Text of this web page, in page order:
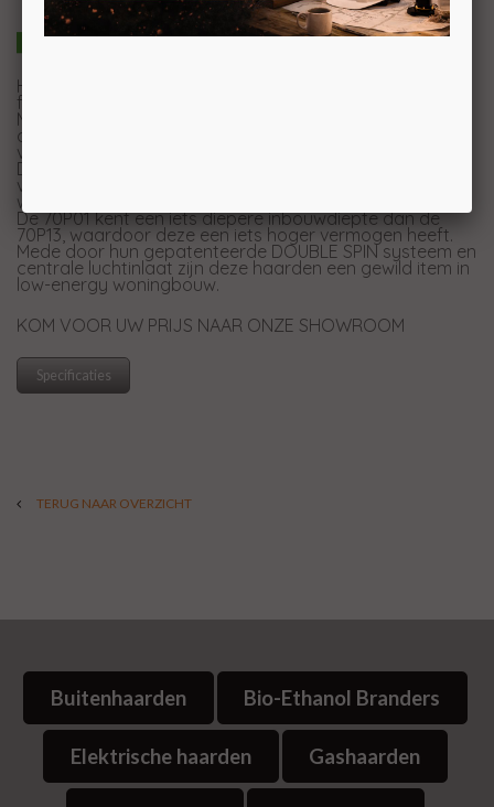
Het HEAT programma biedt een ruime keuze aan
fronthaarden met draaideur.
Mede door de moderne design, de aantrekkelijke opties
om de haard nog energiezuiniger te maken en de uiterst
vriendelijke prijsstelling zijn deze haarden zeer geliefd.
Door de minimale inbouwdiepte en hun relatief lage
vermogen zijn ze ook zeer geschikt in nieuwbouw
woningen.
De 70P01 kent een iets diepere inbouwdiepte dan de
70P13, waardoor deze een iets hoger vermogen heeft.
Mede door hun gepatenteerde DOUBLE SPIN systeem en
centrale luchtinlaat zijn deze haarden een gewild item in
low-energy woningbouw.
KOM VOOR UW PRIJS NAAR ONZE SHOWROOM
Specificaties
TERUG NAAR OVERZICHT
Buitenhaarden Bio-Ethanol Branders
Elektrische haarden Gashaarden